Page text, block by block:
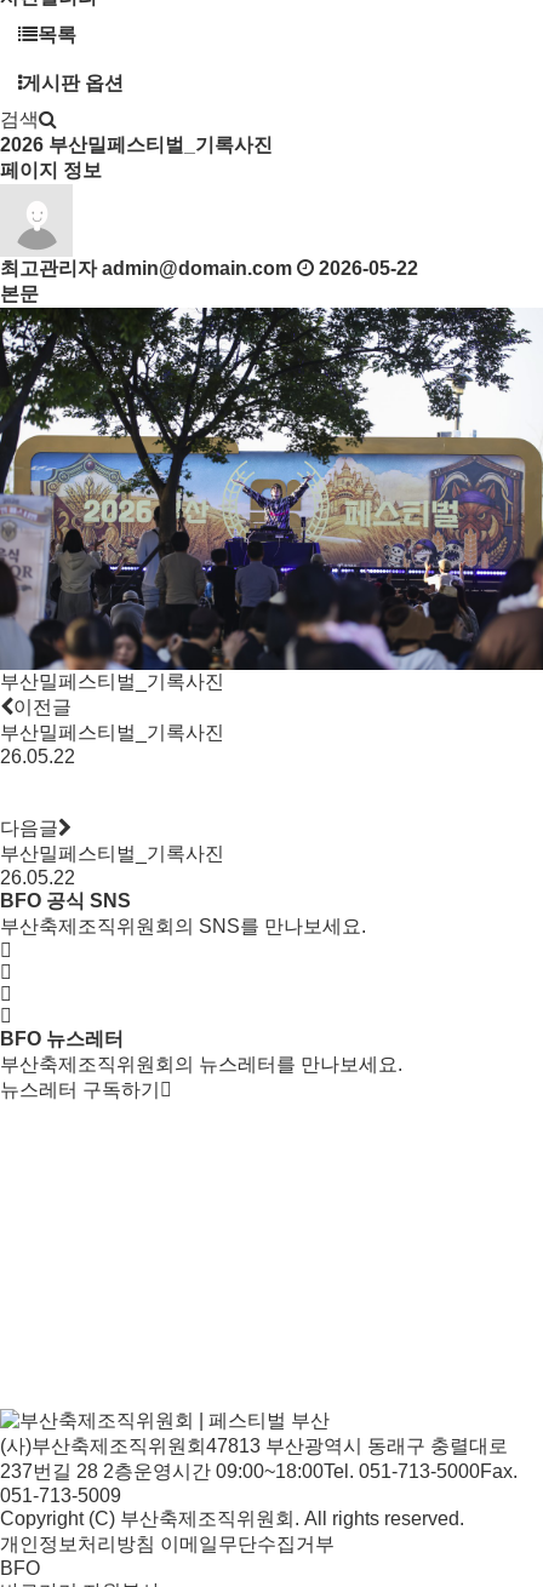
목록
게시판 옵션
검색
2026 부산밀페스티벌_기록사진
페이지 정보
최고관리자 admin@domain.com
2026-05-22
본문
부산밀페스티벌_기록사진
이전글
부산밀페스티벌_기록사진
26.05.22
다음글
부산밀페스티벌_기록사진
26.05.22
BFO 공식 SNS
부산축제조직위원회의 SNS를 만나보세요.
BFO 뉴스레터
부산축제조직위원회의 뉴스레터를 만나보세요.
뉴스레터 구독하기
(사)부산축제조직위원회 47813 부산광역시 동래구 충렬대로
237번길 28 2층운영시간 09:00~18:00Tel. 051-713-5000Fax.
051-713-5009
Copyright (C) 부산축제조직위원회. All rights reserved.
개인정보처리방침 이메일무단수집거부
BFO